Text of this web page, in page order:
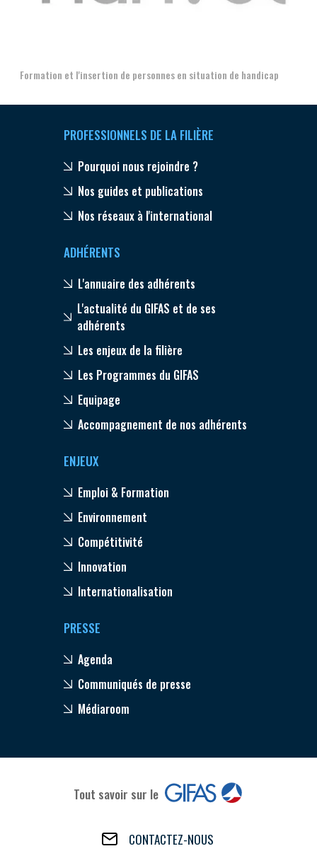
Formation et l'insertion de personnes en situation de handicap
PROFESSIONNELS DE LA FILIÈRE
Pourquoi nous rejoindre ?
Nos guides et publications
Nos réseaux à l'international
ADHÉRENTS
L'annuaire des adhérents
L'actualité du GIFAS et de ses
adhérents
Les enjeux de la filière
Les Programmes du GIFAS
Equipage
Accompagnement de nos adhérents
ENJEUX
Emploi & Formation
Environnement
Compétitivité
Innovation
Internationalisation
PRESSE
Agenda
Communiqués de presse
Médiaroom
Tout savoir sur le
CONTACTEZ-NOUS